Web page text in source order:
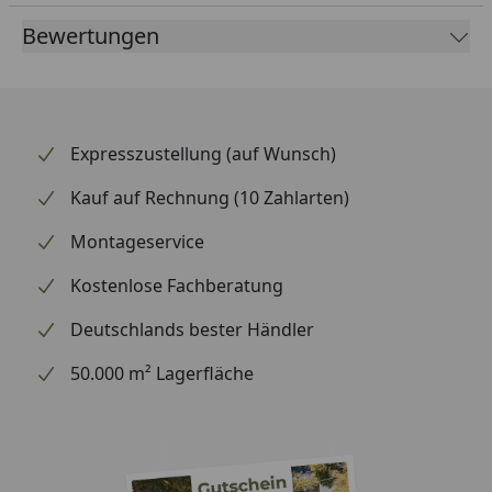
Hochwertige keramische Standard-Mischpatrone,
Messing nach Umweltbundesamt UBA Liste und
Bohr/Hahnloch der Spüle: 35mm.
Empfohlener Arbeitsdruck: min. 1,5bar - max
max 65°C
Hochwertige Verchromung für lange anhaltenden
die Installation zu vereinfachen. Die Panzerflex
Bewertungen
Expresszustellung (auf Wunsch)
Kauf auf Rechnung (10 Zahlarten)
Montageservice
Kostenlose Fachberatung
Deutschlands bester Händler
50.000 m² Lagerfläche